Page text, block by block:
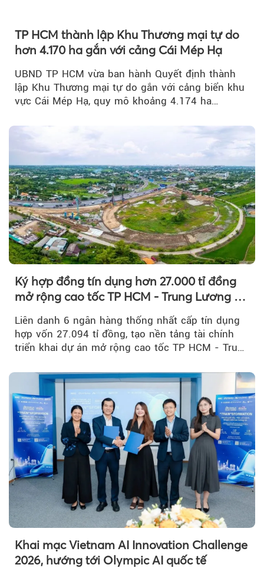
TP HCM thành lập Khu Thương mại tự do
hơn 4.170 ha gắn với cảng Cái Mép Hạ
UBND TP HCM vừa ban hành Quyết định thành
lập Khu Thương mại tự do gắn với cảng biển khu
vực Cái Mép Hạ, quy mô khoảng 4.174 ha…
Ký hợp đồng tín dụng hơn 27.000 tỉ đồng
mở rộng cao tốc TP HCM - Trung Lương -
Liên danh 6 ngân hàng thống nhất cấp tín dụng
hợp vốn 27.094 tỉ đồng, tạo nền tảng tài chính
triển khai dự án mở rộng cao tốc TP HCM - Trung
kết nối TP HCM với Đồng bằng sông Cửu Long.
Khai mạc Vietnam AI Innovation Challenge
2026, hướng tới Olympic AI quốc tế